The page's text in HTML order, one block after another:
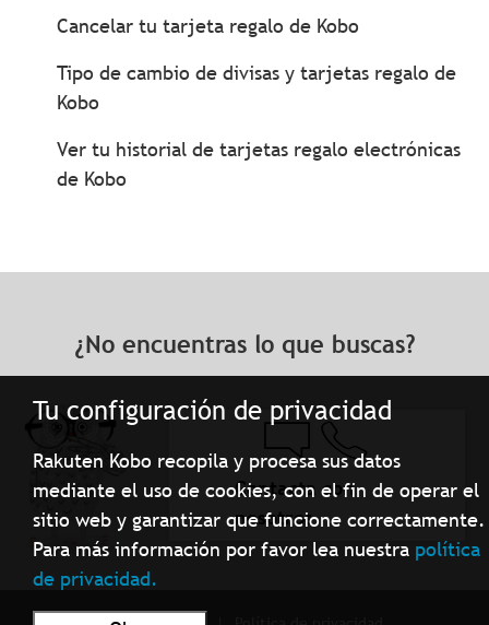
Tu configuración de privacidad
Rakuten Kobo recopila y procesa sus datos
mediante el uso de cookies, con el fin de operar el
sitio web y garantizar que funcione correctamente.
Para más información por favor lea nuestra política
de privacidad.
Cancelar tu tarjeta regalo de Kobo
Tipo de cambio de divisas y tarjetas regalo de
Kobo
Ver tu historial de tarjetas regalo electrónicas
de Kobo
¿No encuentras lo que buscas?
Contacta con
nosotros